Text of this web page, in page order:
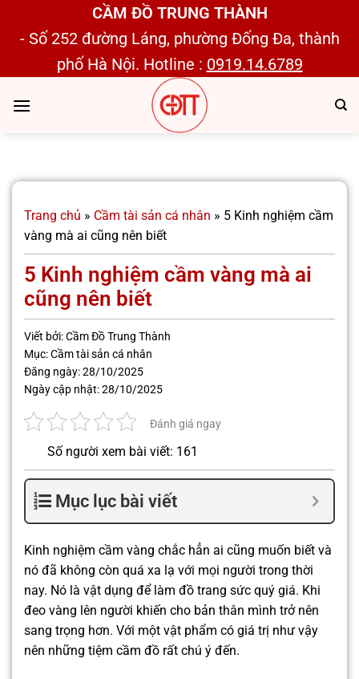
CẦM ĐỒ TRUNG THÀNH
- Số 252 đường Láng, phường Đống Đa, thành
phố Hà Nội. Hotline : 0919.14.6789
Trang chủ » Cầm tài sản cá nhân » 5 Kinh nghiệm cầm
vàng mà ai cũng nên biết
5 Kinh nghiệm cầm vàng mà ai
cũng nên biết
Viết bởi:Cầm Đồ Trung Thành
Mục:Cầm tài sản cá nhân
Đăng ngày:28/10/2025
Ngày cập nhật:28/10/2025
Đánh giá ngay
Số người xem bài viết: 161
Mục lục bài viết
Kinh nghiệm cầm vàng chắc hẳn ai cũng muốn biết và
nó đã không còn quá xa lạ với mọi người trong thời
nay. Nó là vật dụng để làm đồ trang sức quý giá. Khi
đeo vàng lên người khiến cho bản thân mình trở nên
sang trọng hơn. Với một vật phẩm có giá trị như vậy
nên những tiệm cầm đồ rất chú ý đến.